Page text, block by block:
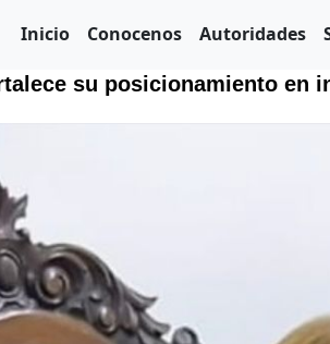
Inicio Conocenos Autoridades
su posicionamiento en